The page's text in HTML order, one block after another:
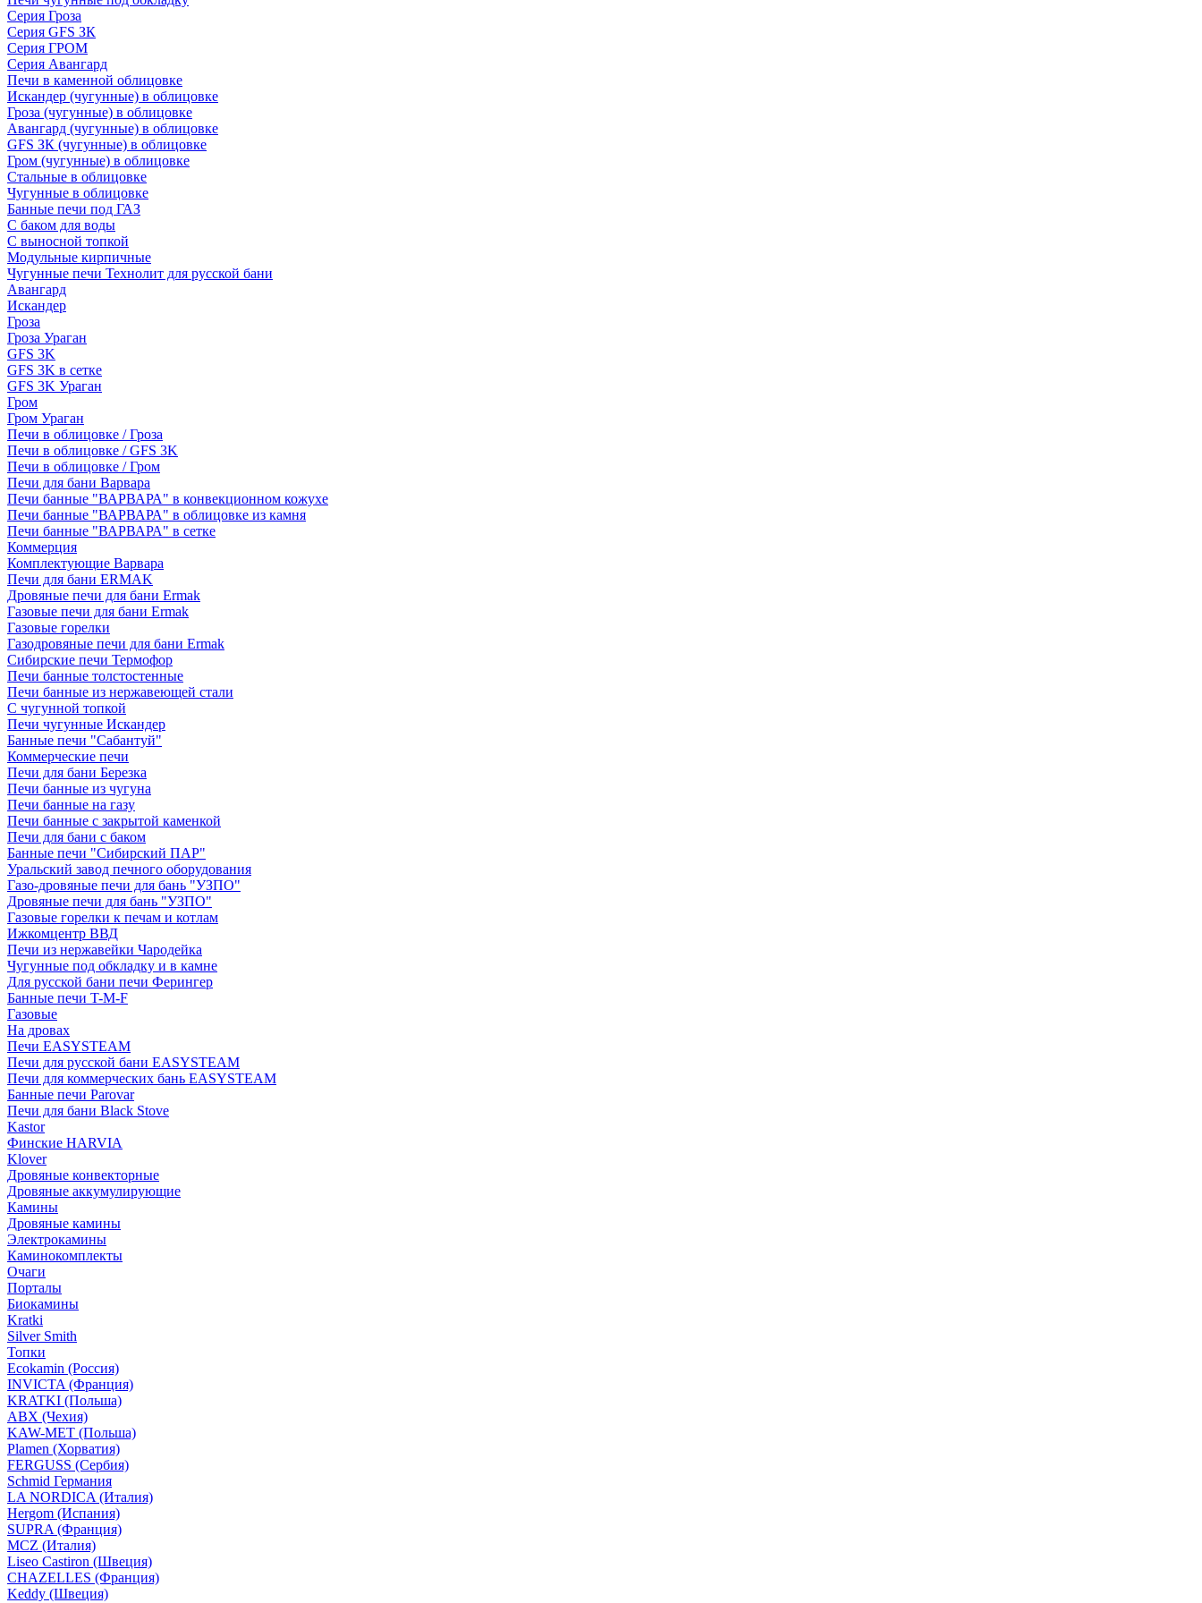
Серия Гроза
Серия GFS ЗК
Серия ГРОМ
Серия Авангард
Печи в каменной облицовке
Искандер (чугунные) в облицовке
Гроза (чугунные) в облицовке
Авангард (чугунные) в облицовке
GFS ЗК (чугунные) в облицовке
Гром (чугунные) в облицовке
Стальные в облицовке
Чугунные в облицовке
Банные печи под ГАЗ
С баком для воды
С выносной топкой
Модульные кирпичные
Чугунные печи Технолит для русской бани
Авангард
Искандер
Гроза
Гроза Ураган
GFS 3K
GFS 3K в сетке
GFS 3K Ураган
Гром
Гром Ураган
Печи в облицовке / Гроза
Печи в облицовке / GFS 3K
Печи в облицовке / Гром
Печи для бани Варвара
Печи банные "ВАРВАРА" в конвекционном кожухе
Печи банные "ВАРВАРА" в облицовке из камня
Печи банные "ВАРВАРА" в сетке
Коммерция
Комплектующие Варвара
Печи для бани ERMAK
Дровяные печи для бани Ermak
Газовые печи для бани Ermak
Газовые горелки
Газодровяные печи для бани Ermak
Сибирские печи Термофор
Печи банные толстостенные
Печи банные из нержавеющей стали
С чугунной топкой
Печи чугунные Искандер
Банные печи "Сабантуй"
Коммерческие печи
Печи для бани Березка
Печи банные из чугуна
Печи банные на газу
Печи банные с закрытой каменкой
Печи для бани с баком
Банные печи "Сибирский ПАР"
Уральский завод печного оборудования
Газо-дровяные печи для бань "УЗПО"
Дровяные печи для бань "УЗПО"
Газовые горелки к печам и котлам
Ижкомцентр ВВД
Печи из нержавейки Чародейка
Чугунные под обкладку и в камне
Для русской бани печи Ферингер
Банные печи T-M-F
Газовые
На дровах
Печи EASYSTEAM
Печи для русской бани EASYSTEAM
Печи для коммерческих бань EASYSTEAM
Банные печи Parovar
Печи для бани Black Stove
Kastor
Финские HARVIA
Klover
Дровяные конвекторные
Дровяные аккумулирующие
Камины
Дровяные камины
Электрокамины
Каминокомплекты
Очаги
Порталы
Биокамины
Kratki
Silver Smith
Топки
Ecokamin (Россия)
INVICTA (Франция)
KRATKI (Польша)
ABX (Чехия)
KAW-MET (Польша)
Plamen (Хорватия)
FERGUSS (Сербия)
Schmid Германия
LA NORDICA (Италия)
Hergom (Испания)
SUPRA (Франция)
MCZ (Италия)
Liseo Castiron (Швеция)
CHAZELLES (Франция)
Keddy (Швеция)